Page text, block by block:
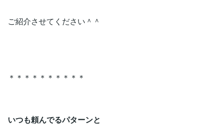
ご紹介させてください＾＾
＊＊＊＊＊＊＊＊＊＊
いつも頼んでるパターンと